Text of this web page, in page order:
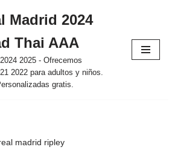
Madrid 2024
Thai AAA
2025 - Ofrecemos
2022 para adultos y niños.
gratis.
madrid ripley